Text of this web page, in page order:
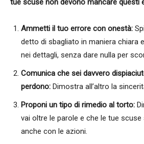
tue scuse non devono mancare questi
Ammetti il tuo errore con onestà:
detto di sbagliato in maniera chiara
nei dettagli, senza dare nulla per
Comunica che sei davvero
perdono: Dimostra all’altro la
Proponi un tipo di rimedio al torto:
vai oltre le parole e che le tue
anche con le azioni.